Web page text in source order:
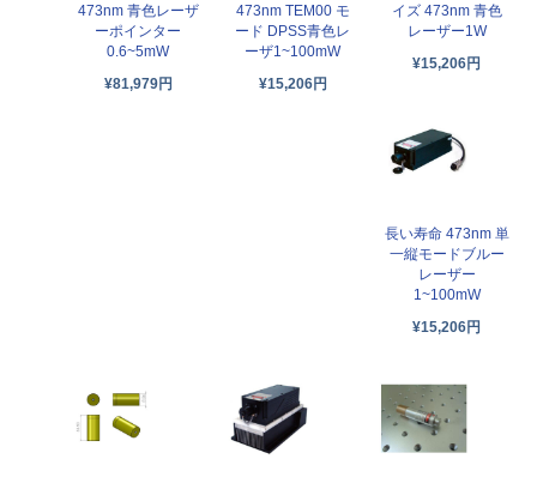
473nm 青色レーザ
ーポインター
0.6~5mW
¥81,979円
473nm TEM00 モ
ード DPSS青色レ
ーザ1~100mW
¥15,206円
イズ 473nm 青色
レーザー1W
¥15,206円
長い寿命 473nm 単
一縦モードブルー
レーザー
1~100mW
¥15,206円